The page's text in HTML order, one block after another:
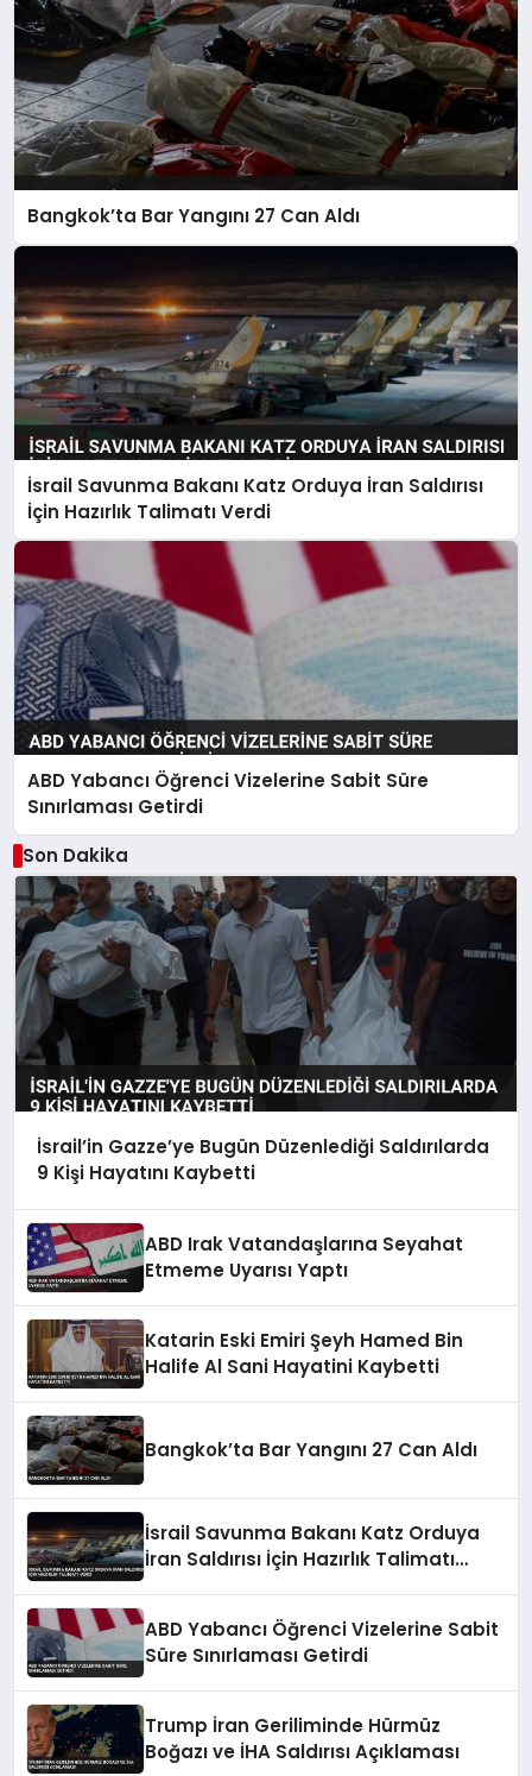
Bangkok’ta Bar Yangını 27 Can Aldı
İsrail Savunma Bakanı Katz Orduya İran Saldırısı
İçin Hazırlık Talimatı Verdi
ABD Yabancı Öğrenci Vizelerine Sabit Süre
Sınırlaması Getirdi
Son Dakika
İsrail’in Gazze’ye Bugün Düzenlediği Saldırılarda
9 Kişi Hayatını Kaybetti
ABD Irak Vatandaşlarına Seyahat
Etmeme Uyarısı Yaptı
Katarin Eski Emiri Şeyh Hamed Bin
Halife Al Sani Hayatini Kaybetti
Bangkok’ta Bar Yangını 27 Can Aldı
İsrail Savunma Bakanı Katz Orduya
İran Saldırısı İçin Hazırlık Talimatı
ABD Yabancı Öğrenci Vizelerine Sabit
Süre Sınırlaması Getirdi
Trump İran Geriliminde Hürmüz
Boğazı ve İHA Saldırısı Açıklaması